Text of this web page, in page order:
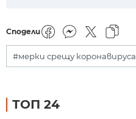
Сподели
#мерки срещу коронавируса
ТОП 24